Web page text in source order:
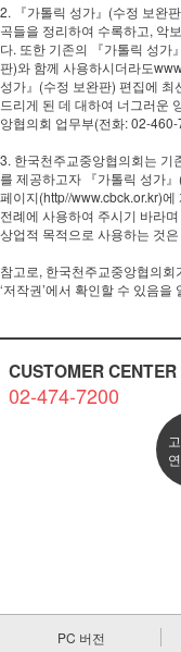
2. 『가톨릭 성가』(수정 보완
곡들을 정리하여 수록하고, 악
다. 또한 기존의 『가톨릭 성가
판)와 함께 사용하시더라도
성가』(수정 보완판) 편집에
드리게 된 데 대하여 너그러운
앙협의회 업무부(전화: 02-
3. 한국천주교중앙협의회는 기
를 제공하고자 『가톨릭 성가
페이지(http//www.cbck.or.kr)
전례에 사용하여 주시기 바라
상업적 목적으로 사용하는 것
참고로, 한국천주교중앙협의
‘저작권’에서 확인할 수 있음을
CUSTOMER CENTER
02-474-7200
PC 버전